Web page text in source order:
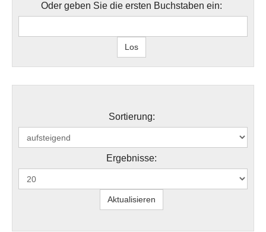
Oder geben Sie die ersten Buchstaben ein:
Sortierung:
Ergebnisse: